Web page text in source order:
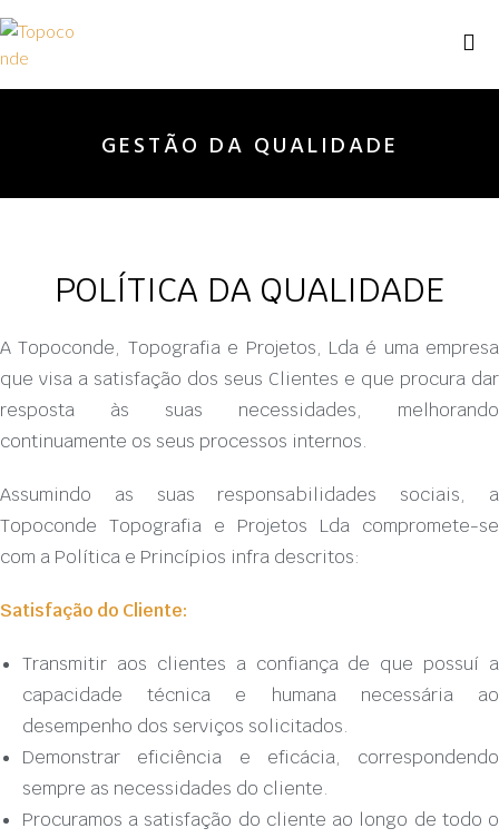
GESTÃO DA QUALIDADE
POLÍTICA DA QUALIDADE
A Topoconde, Topografia e Projetos, Lda é uma empresa
que visa a satisfação dos seus Clientes e que procura dar
resposta às suas necessidades, melhorando
continuamente os seus processos internos.
Assumindo as suas responsabilidades sociais, a
Topoconde Topografia e Projetos Lda compromete-se
com a Política e Princípios infra descritos:
Satisfação do Cliente:
Transmitir aos clientes a confiança de que possuí a
capacidade técnica e humana necessária ao
desempenho dos serviços solicitados.
Demonstrar eficiência e eficácia, correspondendo
sempre as necessidades do cliente.
Procuramos a satisfação do cliente ao longo de todo o